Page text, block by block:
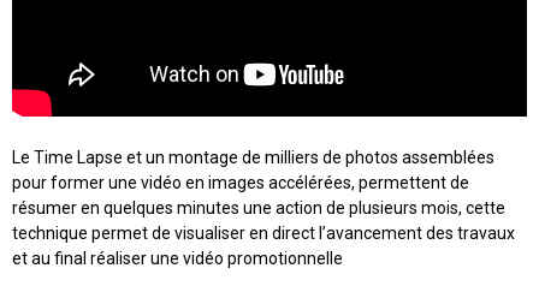
Le Time Lapse et un montage de milliers de photos assemblées
pour former une vidéo en images accélérées, permettent de
résumer en quelques minutes une action de plusieurs mois, cette
technique permet de visualiser en direct l’avancement des travaux
et au final réaliser une vidéo promotionnelle